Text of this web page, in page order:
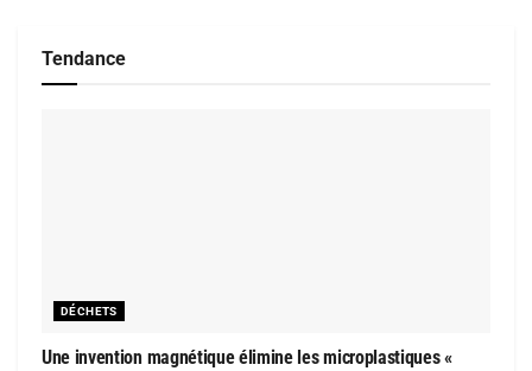
Tendance
DÉCHETS
Une invention magnétique élimine les microplastiques «